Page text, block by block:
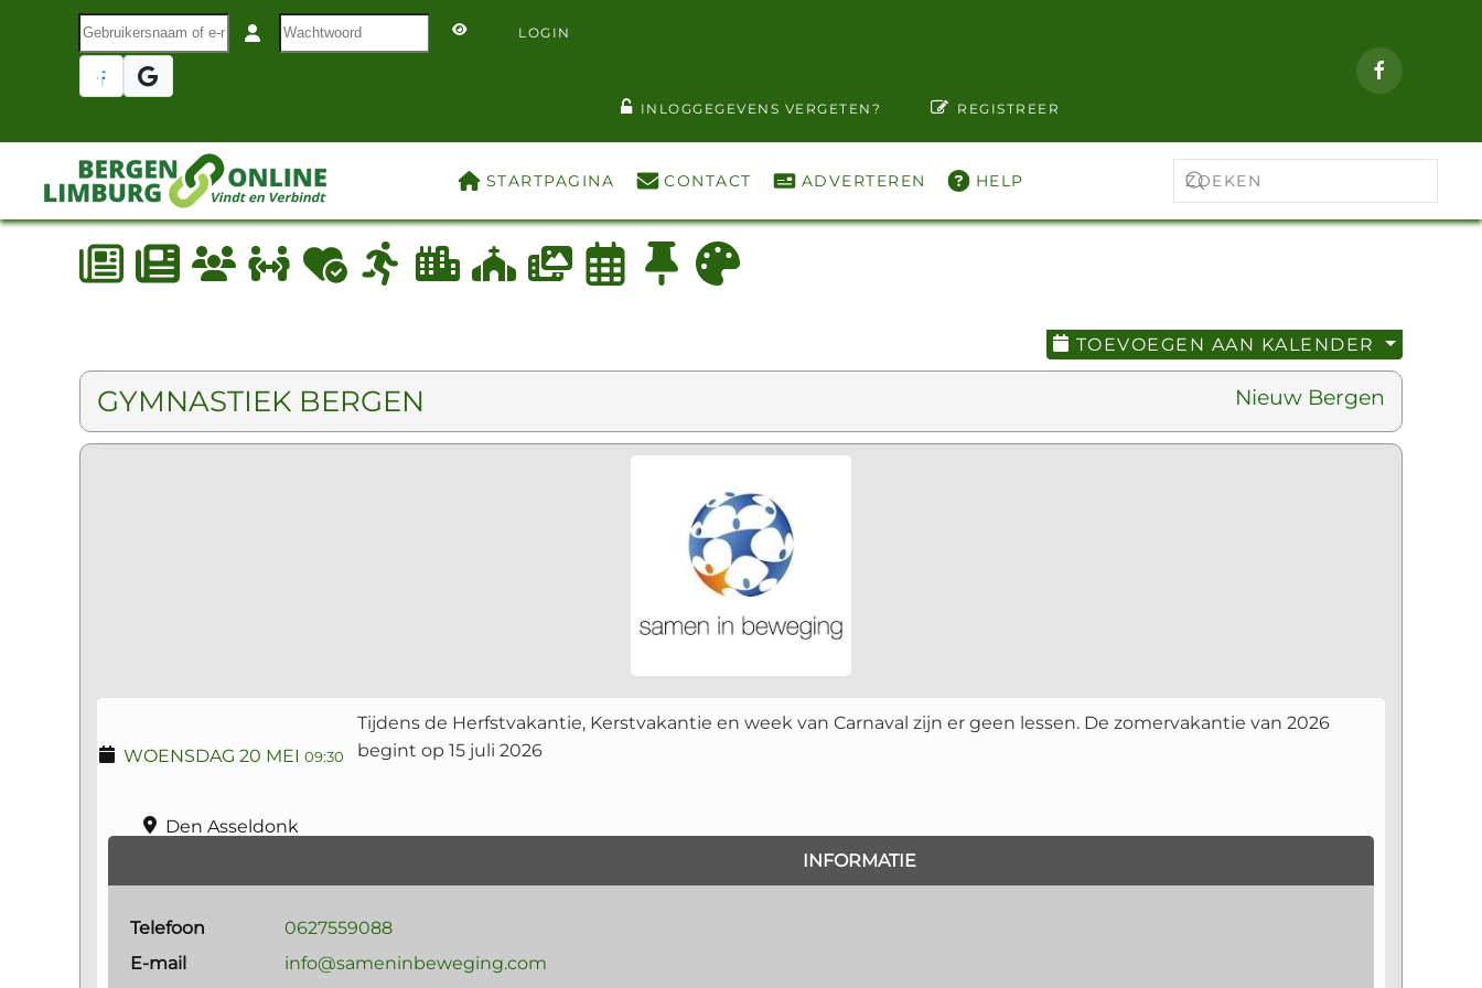
Terug naar hoofdinhoud
Gebruikersnaam of e-mail
LOGIN
INLOGGEGEVENS VERGETEN? REGISTREER
STARTPAGINA CONTACT ADVERTEREN HELP
TOEVOEGEN AAN KALENDER
GYMNASTIEK BERGEN Nieuw Bergen
WOENSDAG 20 MEI 09:30
Den Asseldonk
Tijdens de Herfstvakantie, Kerstvakantie en week van Carnaval zijn er geen lessen. De zomervakantie van 2026
begint op 15 juli 2026
INFORMATIE
Telefoon
0627559088
E-mail
info@sameninbeweging.com